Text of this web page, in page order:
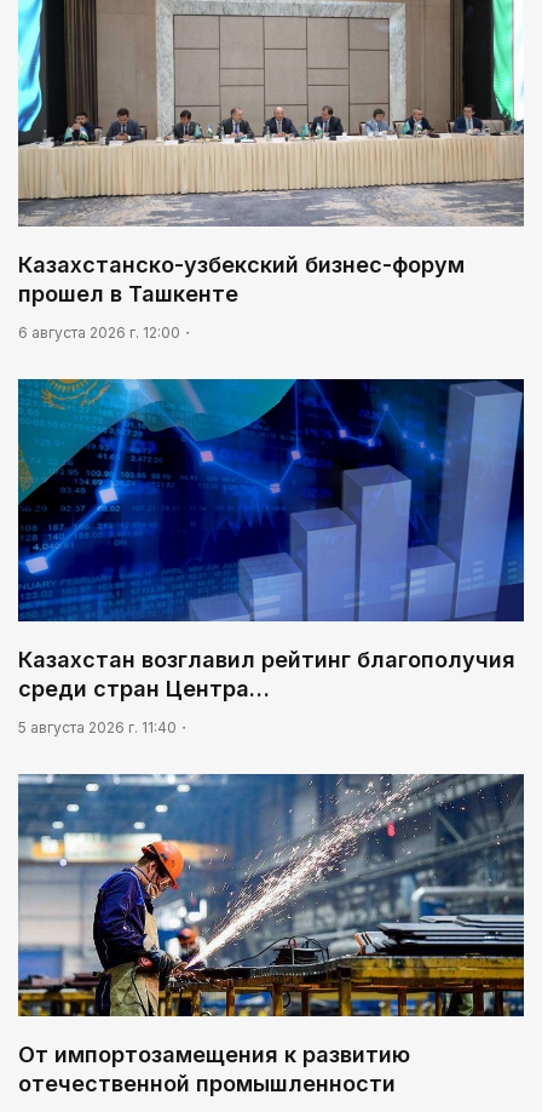
Казахстанско-узбекский бизнес-форум
прошел в Ташкенте
6 августа 2026 г. 12:00
Казахстан возглавил рейтинг благополучия
среди стран Центра…
5 августа 2026 г. 11:40
От импортозамещения к развитию
отечественной промышленности